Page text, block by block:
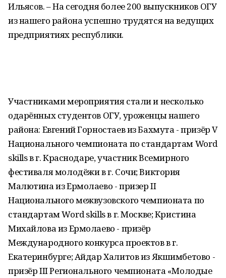
Ильясов. – На сегодня более 200 выпускников ОГУ
из нашего района успешно трудятся на ведущих
предприятиях республики.
Участниками мероприятия стали и несколько
одарённых студентов ОГУ, уроженцы нашего
района: Евгений Горностаев из Бахмута - призёр V
Национального чемпионата по стандартам Word
skills в г. Краснодаре, участник Всемирного
фестиваля молодёжи в г. Сочи; Виктория
Малютина из Ермолаево - призер II
Национального межвузовского чемпионата по
стандартам Word skills в г. Москве; Кристина
Михайлова из Ермолаево - призёр
Международного конкурса проектов в г.
Екатеринбурге; Айдар Халитов из Якшимбетово -
призёр III Регионального чемпионата «Молодые